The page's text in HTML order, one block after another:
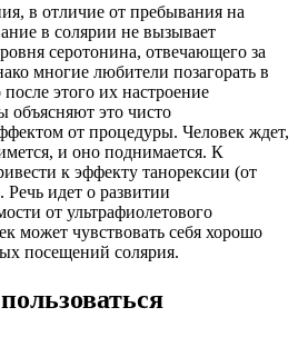
в отличие от пребывания на
в солярии не вызывает
серотонина, отвечающего за
многие любители позагорать в
этого их настроение
объясняют это чисто
от процедуры. Человек ждет,
и оно поднимается. К
к эффекту танорексии (от
Речь идет о развитии
от ультрафиолетового
может чувствовать себя хорошо
посещений солярия.